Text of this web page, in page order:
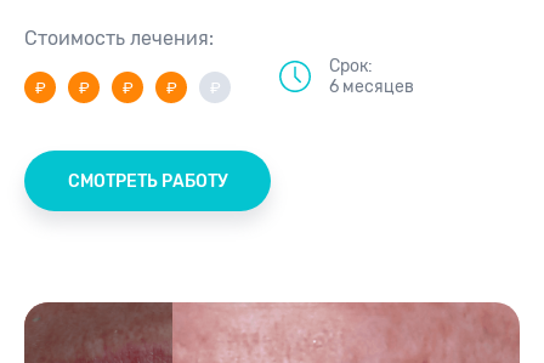
Стоимость лечения:
Срок:
6 месяцев
СМОТРЕТЬ РАБОТУ